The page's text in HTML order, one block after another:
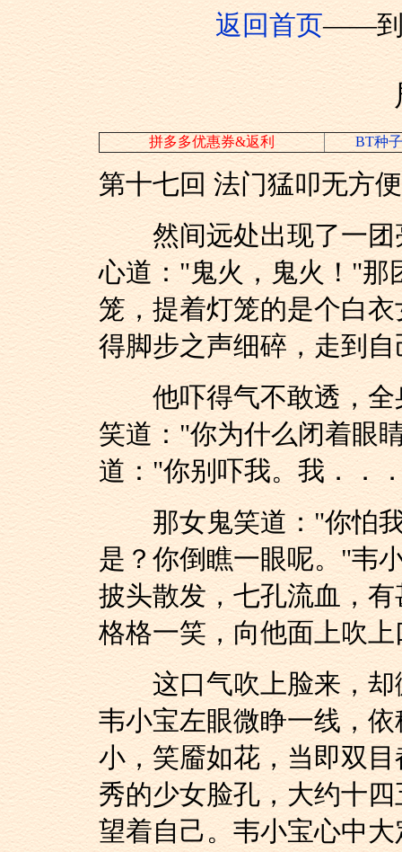
返回首页——到
拼多多优惠券&返利 BT种
第十七回 法门猛叩无方
然间远处出现了一团
心道："鬼火，鬼火！"那
笼，提着灯笼的是个白
得脚步之声细碎，走到
他吓得气不敢透，全
笑道："你为什么闭着眼
道："你别吓我。我．．
那女鬼笑道："你怕我
是？你倒瞧一眼呢。"韦
披头散发，七孔流血，
格格一笑，向他面上吹
这口气吹上脸来，却
韦小宝左眼微睁一线，
小，笑靥如花，当即双
秀的少女脸孔，大约十
望着自己。韦小宝心中